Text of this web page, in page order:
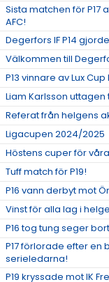
Sista matchen för P17
AFC!
Degerfors IF P14
Välkommen till
P13 vinnare av Lux Cup
Liam Karlsson
Referat från helgens
Ligacupen 2024/2025
Höstens cuper för
Tuff match för P19!
P16 vann derbyt mot
Vinst för alla lag i
P16 tog tung seger
P17 förlorade efter en
serieledarna!
P19 kryssade mot IK